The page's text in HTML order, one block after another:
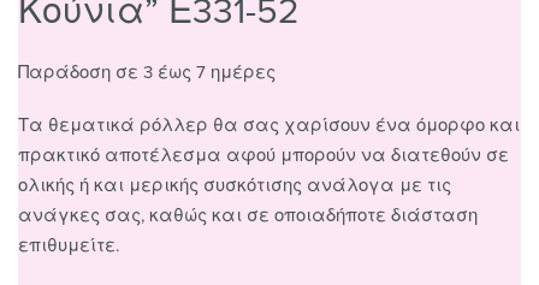
Κούνια” Ε331-52
Παράδοση σε 3 έως 7 ημέρες
Τα θεματικά ρόλλερ θα σας χαρίσουν ένα όμορφο και
πρακτικό αποτέλεσμα αφού μπορούν να διατεθούν σε
ολικής ή και μερικής συσκότισης ανάλογα με τις
ανάγκες σας, καθώς και σε οποιαδήποτε διάσταση
επιθυμείτε.